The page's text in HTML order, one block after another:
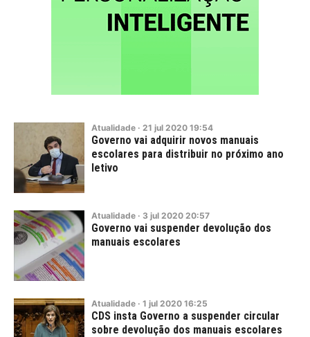
Atualidade · 21 jul 2020 19:54
Governo vai adquirir novos manuais
escolares para distribuir no próximo ano
letivo
Atualidade · 3 jul 2020 20:57
Governo vai suspender devolução dos
manuais escolares
Atualidade · 1 jul 2020 16:25
CDS insta Governo a suspender circular
sobre devolução dos manuais escolares